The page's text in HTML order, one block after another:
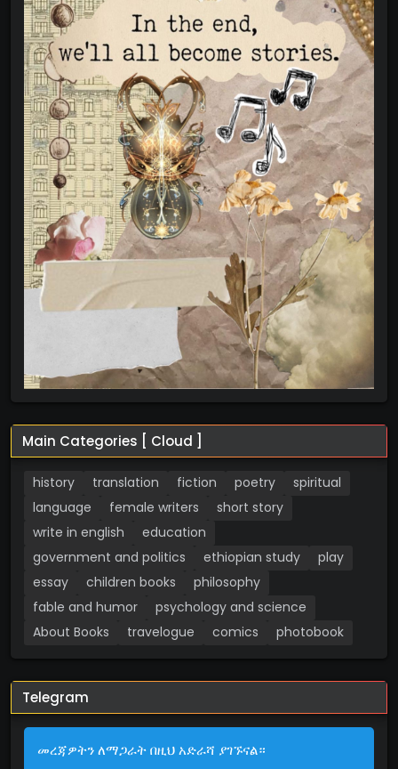
Main Categories [ Cloud ]
history translation fiction poetry
spiritual
language
female writers
short story
write in english
education
government and politics
ethiopian study
play
essay
children books
philosophy
fable and humor
psychology and science
About Books
travelogue comics photobook
Telegram
መረጃዎትን ለማጋራት በዚህ አድራሻ ያገኙናል።